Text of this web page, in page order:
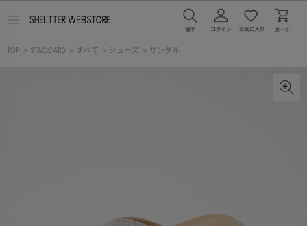
ー
TOP > STACCATO > すべて > シューズ > サンダル